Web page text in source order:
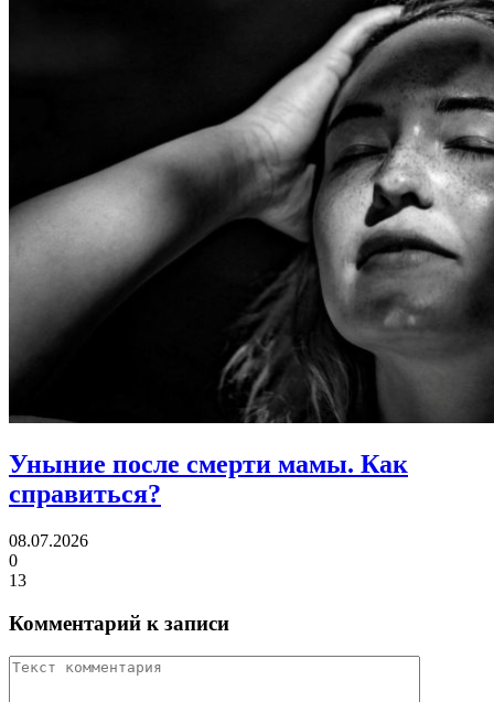
Уныние после смерти мамы. Как
справиться?
08.07.2026
0
13
Комментарий к записи